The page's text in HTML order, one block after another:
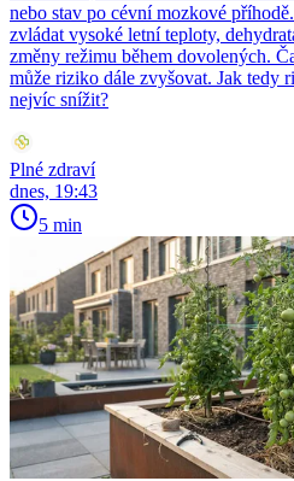
nebo stav po cévní mozkové
zvládat vysoké letní teploty,
změny režimu během dovolených.
může riziko dále zvyšovat. Jak tedy
nejvíc snížit?
Plné zdraví
dnes, 19:43
5 min